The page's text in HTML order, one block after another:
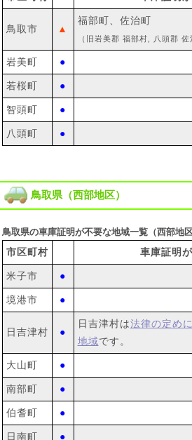
鳥取市 ▲
福部町、佐治町
（旧岩美郡 福部村, 八頭郡 佐
岩美町 ●
若桜町 ●
智頭町 ●
八頭町 ●
鳥取県（西部地区）
鳥取県の車庫証明が不要な地域一覧（西部地区
市区町村
車庫証明
米子市 ●
境港市 ●
日吉津村 ●
日吉津村は法律の定め
地域です。
大山町 ●
南部町 ●
伯耆町 ●
日南町 ●